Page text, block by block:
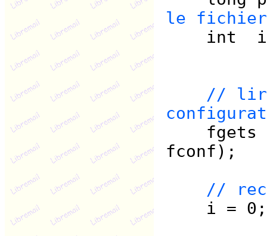
le fichier
//
fgets
fconf);
//
i = 0;